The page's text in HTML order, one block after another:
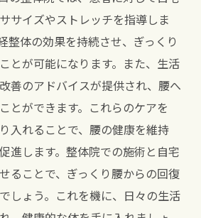
サイズやストレッチを指導しま
整体の効果を持続させ、ぎっくり
とが可能になります。また、生活
善のアドバイスが提供され、腰へ
とができます。これらのケアを
入れることで、腰の健康を維持
進します。整体院での施術と自宅
ることで、ぎっくり腰からの回復
しょう。これを機に、日々の生活